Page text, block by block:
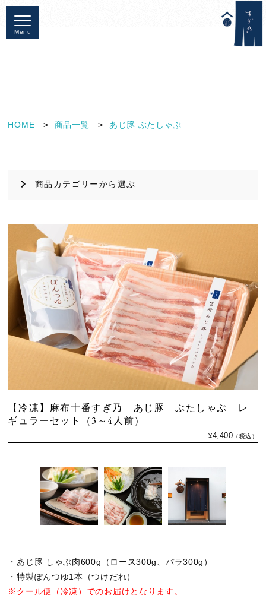
Menu
HOME 商品一覧 あじ豚 ぶたしゃぶ
商品カテゴリーから選ぶ
【冷凍】麻布十番すぎ乃 あじ豚 ぶたしゃぶ レ
ギュラーセット（3～4人前）
¥4,400 （税込）
・あじ豚 しゃぶ肉600g（ロース300g、バラ300g）
・特製ぽんつゆ1本（つけだれ）
※クール便（冷凍）でのお届けとなります。